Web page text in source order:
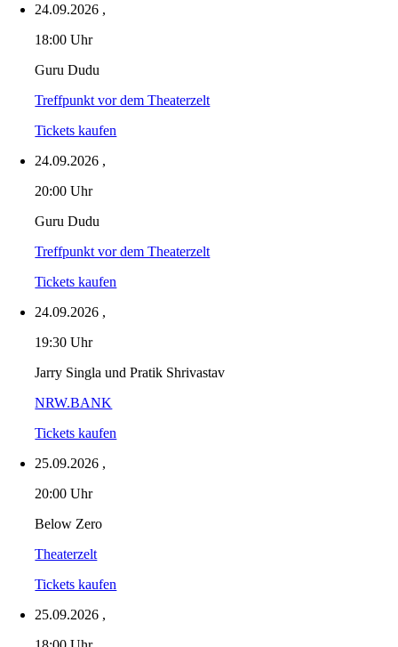
24.09.2026 ,
18:00 Uhr
Guru Dudu
Treffpunkt vor dem Theaterzelt
Tickets kaufen
24.09.2026 ,
20:00 Uhr
Guru Dudu
Treffpunkt vor dem Theaterzelt
Tickets kaufen
24.09.2026 ,
19:30 Uhr
Jarry Singla und Pratik Shrivastav
NRW.BANK
Tickets kaufen
25.09.2026 ,
20:00 Uhr
Below Zero
Theaterzelt
Tickets kaufen
25.09.2026 ,